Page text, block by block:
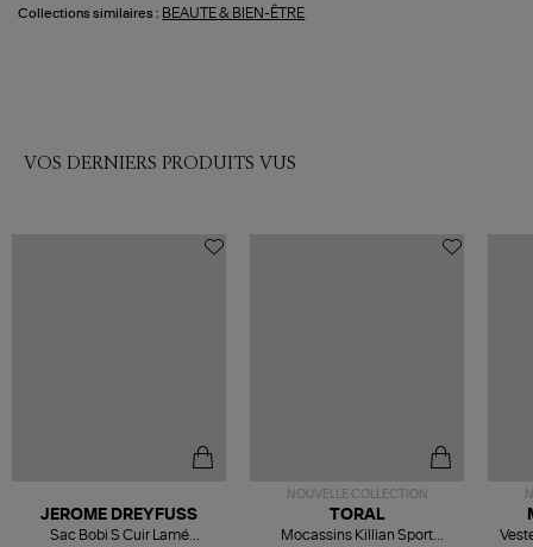
Collections similaires : BEAUTE & BIEN-ÊTRE
VOS DERNIERS PRODUITS VUS
JEROME DREYFUSS
Sac Bobi S Cuir Lamé
NOUVELLE COLLECTION
TORAL
Mocassins Killian Sport